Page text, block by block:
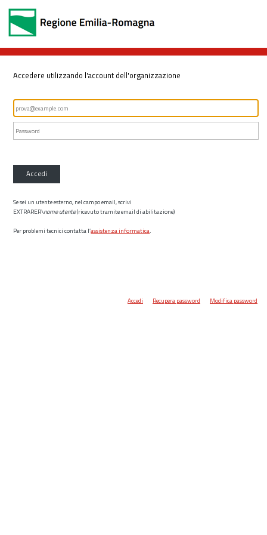
Accedere utilizzando l'account dell'organizzazione
Accedi
Se sei un utente esterno, nel campo email, scrivi
EXTRARER\nome utente(ricevuto tramite email di abilitazione)
Per problemi tecnici contatta l’assistenza informatica.
Accedi Recupera password Modifica password